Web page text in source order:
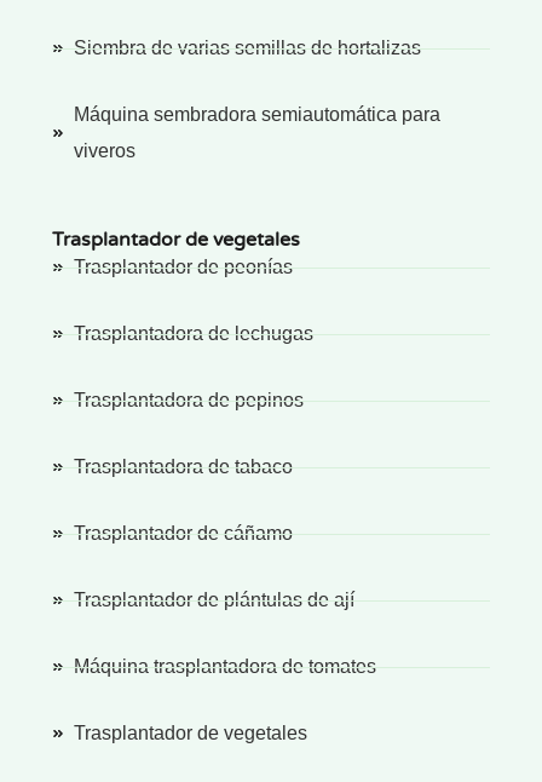
Siembra de varias semillas de hortalizas
Máquina sembradora semiautomática para
viveros
Trasplantador de vegetales
Trasplantador de peonías
Trasplantadora de lechugas
Trasplantadora de pepinos
Trasplantadora de tabaco
Trasplantador de cáñamo
Trasplantador de plántulas de ají
Máquina trasplantadora de tomates
Trasplantador de vegetales